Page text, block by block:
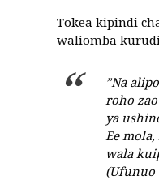
Tokea kipindi
waliomba
”Na
roho
ya
Ee
wala
(Ufunuo